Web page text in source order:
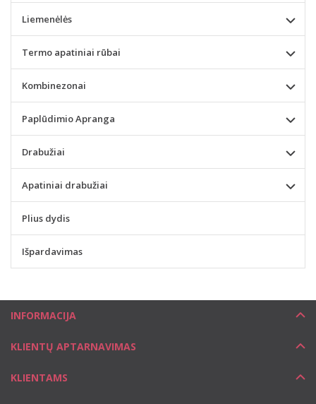
Liemenėlės
Termo apatiniai rūbai
Kombinezonai
Paplūdimio Apranga
Drabužiai
Apatiniai drabužiai
Plius dydis
Išpardavimas
INFORMACIJA
KLIENTŲ APTARNAVIMAS
KLIENTAMS